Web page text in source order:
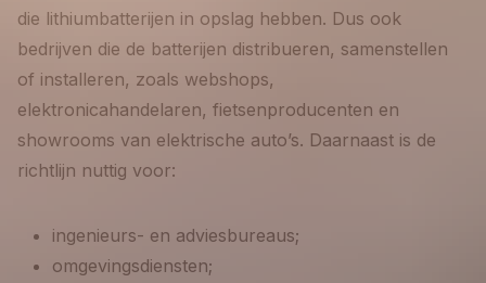
die lithiumbatterijen in opslag hebben. Dus ook
bedrijven die de batterijen distribueren, samenstellen
of installeren, zoals webshops,
elektronicahandelaren, fietsenproducenten en
showrooms van elektrische auto’s. Daarnaast is de
richtlijn nuttig voor:
ingenieurs- en adviesbureaus;
omgevingsdiensten;